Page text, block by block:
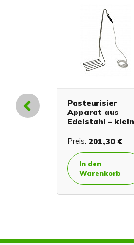
Pasteurisier
Apparat aus
Edelstahl – klein
Preis: 201,30 €
In den
Warenkorb